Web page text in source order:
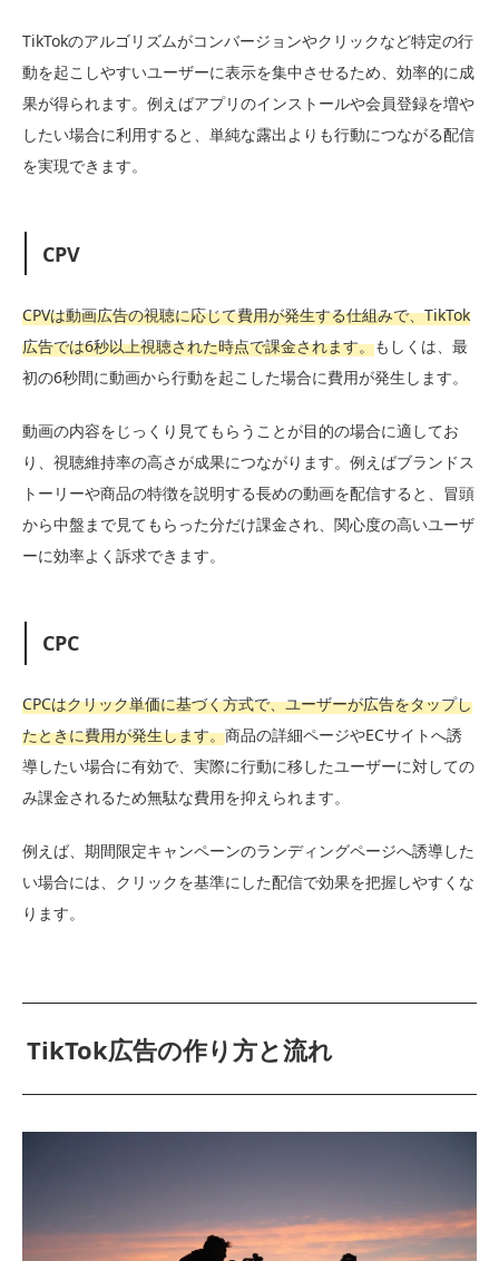
TikTokのアルゴリズムがコンバージョンやクリックなど特定の行
動を起こしやすいユーザーに表示を集中させるため、効率的に成
果が得られます。例えばアプリのインストールや会員登録を増や
したい場合に利用すると、単純な露出よりも行動につながる配信
を実現できます。
CPV
CPVは動画広告の視聴に応じて費用が発生する仕組みで、TikTok
広告では6秒以上視聴された時点で課金されます。もしくは、最
初の6秒間に動画から行動を起こした場合に費用が発生します。
動画の内容をじっくり見てもらうことが目的の場合に適してお
り、視聴維持率の高さが成果につながります。例えばブランドス
トーリーや商品の特徴を説明する長めの動画を配信すると、冒頭
から中盤まで見てもらった分だけ課金され、関心度の高いユーザ
ーに効率よく訴求できます。
CPC
CPCはクリック単価に基づく方式で、ユーザーが広告をタップし
たときに費用が発生します。商品の詳細ページやECサイトへ誘
導したい場合に有効で、実際に行動に移したユーザーに対しての
み課金されるため無駄な費用を抑えられます。
例えば、期間限定キャンペーンのランディングページへ誘導した
い場合には、クリックを基準にした配信で効果を把握しやすくな
ります。
TikTok広告の作り方と流れ